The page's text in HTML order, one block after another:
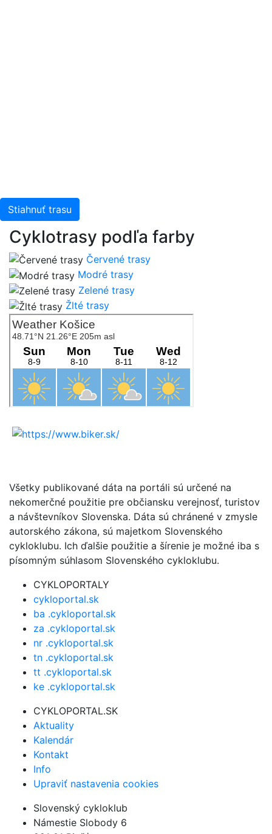
Stiahnuť trasu
Cyklotrasy podľa farby
Červené trasy
Modré trasy
Zelené trasy
Žlté trasy
Všetky publikované dáta na portáli sú určené na
nekomerčné použitie pre občiansku verejnosť, turistov
a návštevníkov Slovenska. Dáta sú chránené v zmysle
autorského zákona, sú majetkom Slovenského
cykloklubu. Ich ďalšie použitie a šírenie je možné iba s
písomným súhlasom Slovenského cykloklubu.
CYKLOPORTALY
cykloportal.sk
ba .cykloportal.sk
za .cykloportal.sk
nr .cykloportal.sk
tn .cykloportal.sk
tt .cykloportal.sk
ke .cykloportal.sk
CYKLOPORTAL.SK
Aktuality
Kalendár
Kontakt
Info
Upraviť nastavenia cookies
Slovenský cykloklub
Námestie Slobody 6